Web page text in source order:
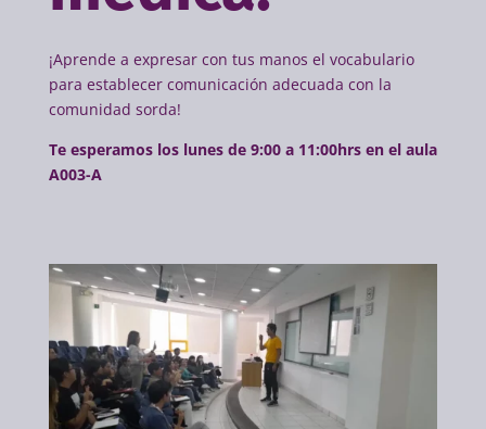
¡Aprende a expresar con tus manos el vocabulario
para establecer comunicación adecuada con la
comunidad sorda!
Te esperamos los lunes de 9:00 a 11:00hrs en el aula
A003-A